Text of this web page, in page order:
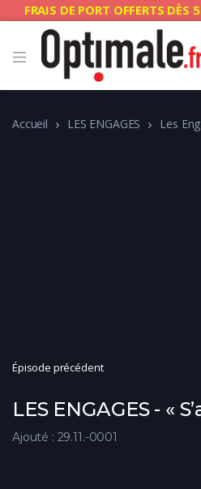
FRAIS DE PORT OFFERTS DÈS
Accueil LES ENGAGES Les
Épisode précédent
LES ENGAGES - «
Ajouté : 29.11.-0001